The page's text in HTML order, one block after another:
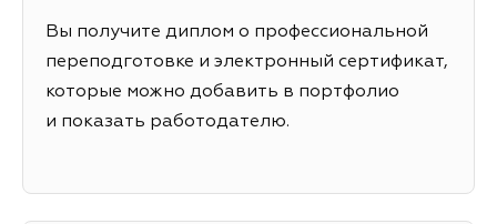
Вы получите диплом о профессиональной
переподготовке и электронный сертификат,
которые можно добавить в портфолио
и показать работодателю.